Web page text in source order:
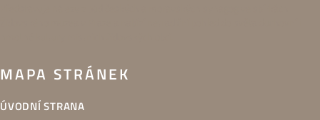
MAPA STRÁNEK
ÚVODNÍ STRANA